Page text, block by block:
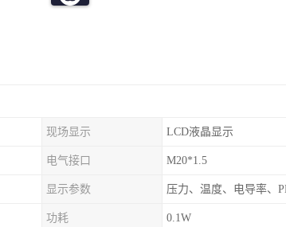
现场显示 LCD液晶显示
电气接口 M20*1.5
显示参数 压力、温度、电导率、
功耗 0.1W